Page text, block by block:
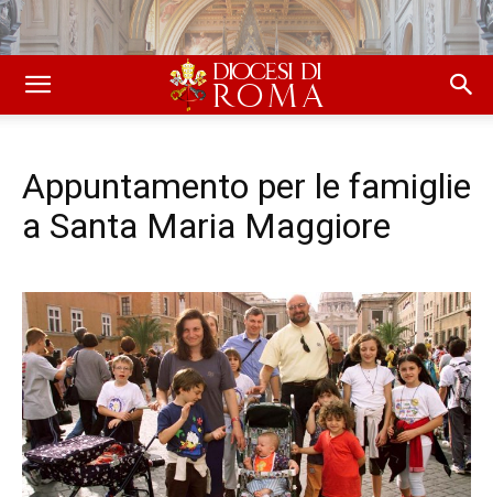
Appuntamento per le famiglie
a Santa Maria Maggiore